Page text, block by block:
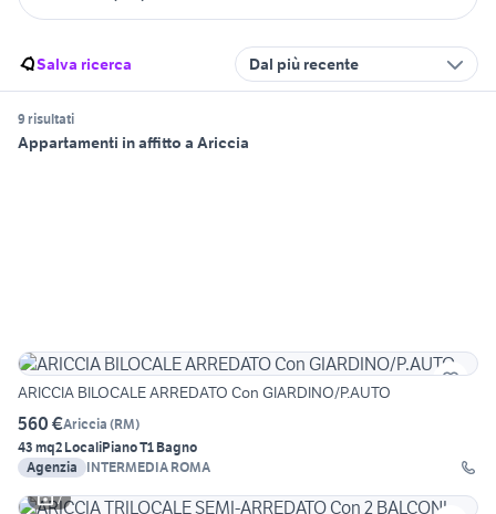
Salva ricerca Dal più recente
9 risultati
Appartamenti in affitto a Ariccia
ARICCIA BILOCALE ARREDATO Con GIARDINO/P.AUTO
560 €Ariccia (RM)
43 mq2 LocaliPiano T1 Bagno
Agenzia
INTERMEDIA ROMA
7